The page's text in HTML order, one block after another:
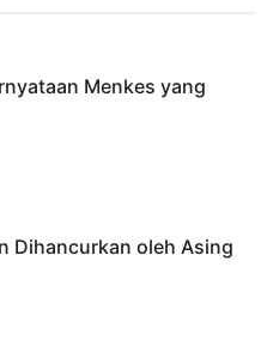
Menkes yang
Dihancurkan oleh Asing